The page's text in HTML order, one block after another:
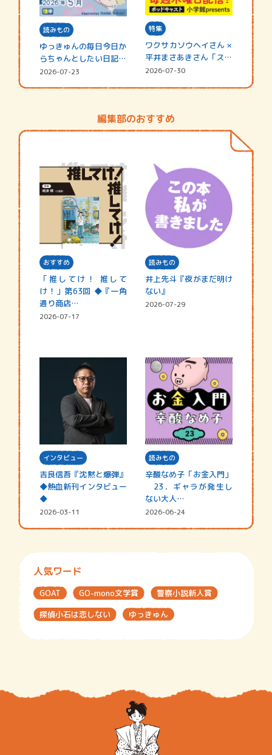
読みもの
ゆっきゅんの毎日今日か
らちゃんとしたい日記
☆202…
2026-07-23
特集
ワクサカソウヘイさん ×
平井まさあきさん「スペ
シャ…
2026-07-30
編集部のおすすめ
おすすめ
「推してけ！ 推して
け！」第63回 ◆『一角
通り商店…
2026-07-17
読みもの
井上先斗『夜がまだ明け
ない』
2026-07-29
インタビュー
吉良信吾『沈黙と爆弾』
◆熱血新刊インタビュー
◆
2026-03-11
読みもの
辛酸なめ子「お金入門」
23．ギャラが発生し
ない大人…
2026-06-24
人気ワード
GOAT GO-mono文学賞
警察小説新人賞
探偵小石は恋しない
ゆっきゅん